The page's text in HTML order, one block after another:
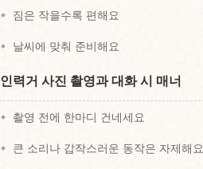
짐은 작을수록 편해요
날씨에 맞춰 준비해요
인력거 사진 촬영과 대화 시 매너
촬영 전에 한마디 건네세요
큰 소리나 갑작스러운 동작은 자제해요